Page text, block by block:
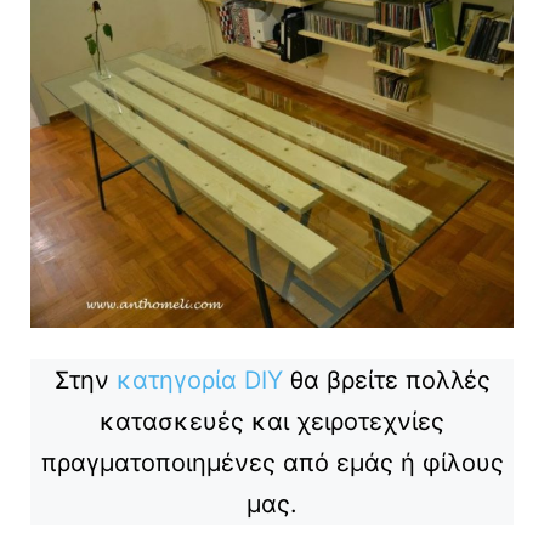
Στην κατηγορία DIYθα βρείτε πολλές
κατασκευές και χειροτεχνίες
πραγματοποιημένες από εμάς ή φίλους
μας.